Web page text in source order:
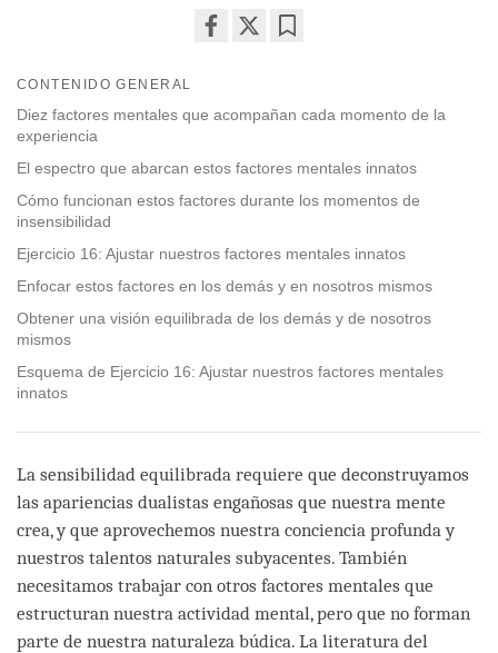
CONTENIDO GENERAL
Diez factores mentales que acompañan cada momento de la
experiencia
El espectro que abarcan estos factores mentales innatos
Cómo funcionan estos factores durante los momentos de
insensibilidad
Ejercicio 16: Ajustar nuestros factores mentales innatos
Enfocar estos factores en los demás y en nosotros mismos
Obtener una visión equilibrada de los demás y de nosotros
mismos
Esquema de Ejercicio 16: Ajustar nuestros factores mentales
innatos
La sensibilidad equilibrada requiere que deconstruyamos
las apariencias dualistas engañosas que nuestra mente
crea, y que aprovechemos nuestra conciencia profunda y
nuestros talentos naturales subyacentes. También
necesitamos trabajar con otros factores mentales que
estructuran nuestra actividad mental, pero que no forman
parte de nuestra naturaleza búdica. La literatura del